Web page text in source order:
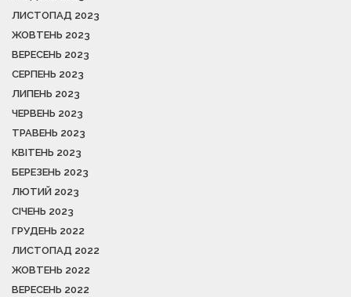
ЛИСТОПАД 2023
ЖОВТЕНЬ 2023
ВЕРЕСЕНЬ 2023
СЕРПЕНЬ 2023
ЛИПЕНЬ 2023
ЧЕРВЕНЬ 2023
ТРАВЕНЬ 2023
КВІТЕНЬ 2023
БЕРЕЗЕНЬ 2023
ЛЮТИЙ 2023
СІЧЕНЬ 2023
ГРУДЕНЬ 2022
ЛИСТОПАД 2022
ЖОВТЕНЬ 2022
ВЕРЕСЕНЬ 2022